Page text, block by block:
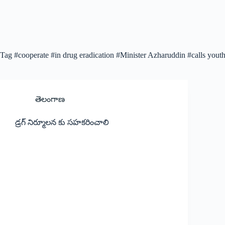
Tag #cooperate #in drug eradication #Minister Azharuddin #calls youth
తెలంగాణ
డ్రగ్ నిర్మూలన కు స‌హ‌క‌రించాలి